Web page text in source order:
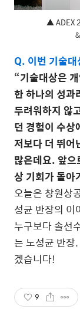
▲ ADEX
Q. 이번 기술
“기술대상은
한 하나의 성과
두려워하지 않
던 경험이 수상
저보다 더 뛰어
많은데요. 앞으
상 기회가 돌아
오늘은 창원상
성균 반장의 이
누구보다 솔선
는 노성균 반장
겠습니다!
9